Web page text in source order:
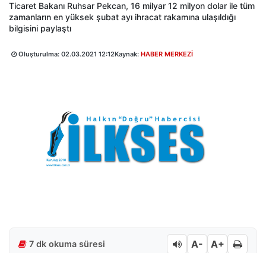
Ticaret Bakanı Ruhsar Pekcan, 16 milyar 12 milyon dolar ile tüm
zamanların en yüksek şubat ayı ihracat rakamına ulaşıldığı
bilgisini paylaştı
Oluşturulma: 02.03.2021 12:12Kaynak: HABER MERKEZİ
7 dk okuma süresi A- A+